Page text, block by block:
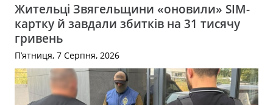
Жительці Звягельщини «оновили» SIM-
картку й завдали збитків на 31 тисячу
гривень
П’ятниця, 7 Серпня, 2026